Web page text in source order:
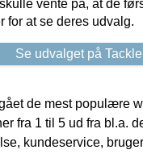
vente på, at de
for at se deres udvalg.
Se udvalget på
de mest populære
fra 1 til 5 ud fra bl.a.
kundeservice,